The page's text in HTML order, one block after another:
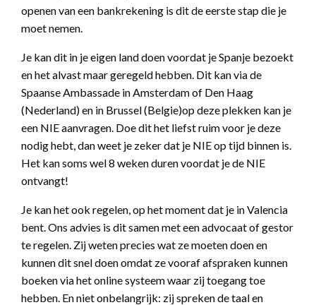
openen van een bankrekening is dit de eerste stap die je
moet nemen.
Je kan dit in je eigen land doen voordat je Spanje bezoekt
en het alvast maar geregeld hebben. Dit kan via de
Spaanse Ambassade in Amsterdam of Den Haag
(Nederland) en in Brussel (Belgie)op deze plekken kan je
een NIE aanvragen. Doe dit het liefst ruim voor je deze
nodig hebt, dan weet je zeker dat je NIE op tijd binnen is.
Het kan soms wel 8 weken duren voordat je de NIE
ontvangt!
Je kan het ook regelen, op het moment dat je in Valencia
bent. Ons advies is dit samen met een advocaat of gestor
te regelen. Zij weten precies wat ze moeten doen en
kunnen dit snel doen omdat ze vooraf afspraken kunnen
boeken via het online systeem waar zij toegang toe
hebben. En niet onbelangrijk: zij spreken de taal en